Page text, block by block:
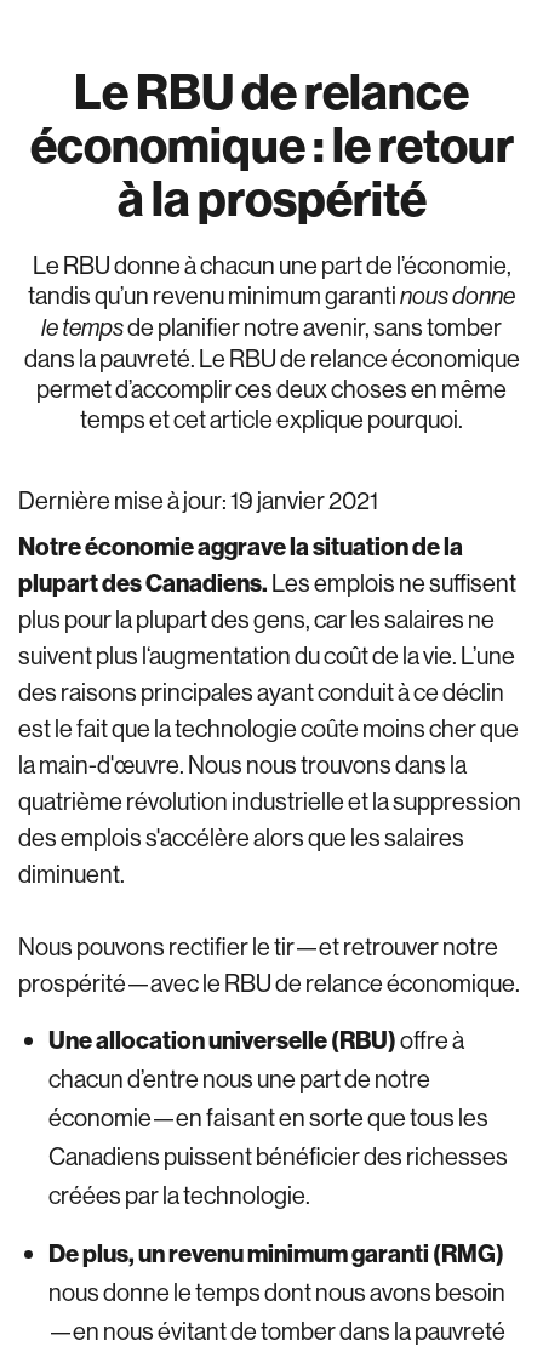
Le RBU de relance
économique : le retour
à la prospérité
Le RBU donne à chacun une part de l’économie,
tandis qu’un revenu minimum garantinous donne
le tempsde planifier notre avenir, sans tomber
dans la pauvreté. Le RBU de relance économique
permet d’accomplir ces deux choses en même
temps et cet article explique pourquoi.
Dernière mise à jour: 19 janvier 2021
Notre économie aggrave la situation de la
plupart des Canadiens. Les emplois ne suffisent
plus pour la plupart des gens, car les salaires ne
suivent plus l‘augmentation du coût de la vie. L’une
des raisons principales ayant conduit à ce déclin
est le fait que la technologie coûte moins cher que
la main-d'œuvre. Nous nous trouvons dans la
quatrième révolution industrielle et la suppression
des emplois s'accélère alors que les salaires
diminuent.
Nous pouvons rectifier le tir—et retrouver notre
prospérité—avec le RBU de relance économique.
Une allocation universelle (RBU)offre à
chacun d’entre nous une part de notre
économie—en faisant en sorte que tous les
Canadiens puissent bénéficier des richesses
créées par la technologie.
De plus, un revenu minimum garanti (RMG)
nous donne le temps dont nous avons besoin
—en nous évitant de tomber dans la pauvreté